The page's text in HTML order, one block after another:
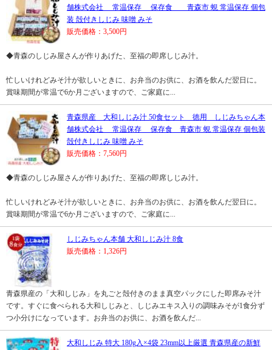
舗株式会社 常温保存 保存食 青森市 蜆 常温保存 個包
装 殻付きしじみ 味噌 みそ
販売価格：3,500円
◆青森のしじみ屋さんが作りあげた、至福の即席しじみ汁。
忙しいけれどみそ汁が欲しいときに、お弁当のお供に、お酒を飲んだ翌日に。
賞味期間が常温で6か月ございますので、ご家庭に...
青森県産 大和しじみ汁 50食セット 徳用 しじみちゃん本
舗株式会社 常温保存 保存食 青森市 蜆 常温保存 個包装
殻付きしじみ 味噌 みそ
販売価格：7,560円
◆青森のしじみ屋さんが作りあげた、至福の即席しじみ汁。
忙しいけれどみそ汁が欲しいときに、お弁当のお供に、お酒を飲んだ翌日に。
賞味期間が常温で6か月ございますので、ご家庭に...
しじみちゃん本舗 大和しじみ汁 8食
販売価格：1,326円
青森県産の「大和しじみ」を丸ごと殻付きのまま真空パックにした即席みそ汁
です。すぐに食べられる大和しじみと、しじみエキス入りの調味みそが1食分ず
つ小分けになっています。お弁当のお供に、お酒を飲んだ...
大和しじみ 特大 180g入×4袋 23mm以上厳選 青森県産の新鮮